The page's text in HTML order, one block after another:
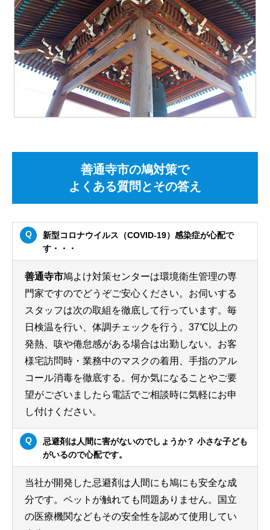
善通寺市の鳩対策で
よくある質問とその答え
新型コロナウイルス（COVID-19）感染症が心配で
す・・・
善通寺市鳩よけ対策センターは環境衛生管理の専
門家ですのでどうぞご安心ください。お伺いする
スタッフは次の取組を徹底して行っています。毎
日検温を行い、体調チェックを行う。37℃以上の
発熱、咳や倦怠感がある場合は出勤しない。お客
様宅訪問時・業務中のマスクの着用、手指のアル
コール消毒を徹底する。何か気になることやご要
望がございましたら電話でご相談時に気軽にお申
し付けください。
忌避剤は人間に害がないのでしょうか？ 小さな子ども
がいるので心配です。
当社が開発した忌避剤は人間にも鳩にも安全な成
分です。ペットが触れても問題ありません。国立
の医療機関などもその安全性を認めて使用してい